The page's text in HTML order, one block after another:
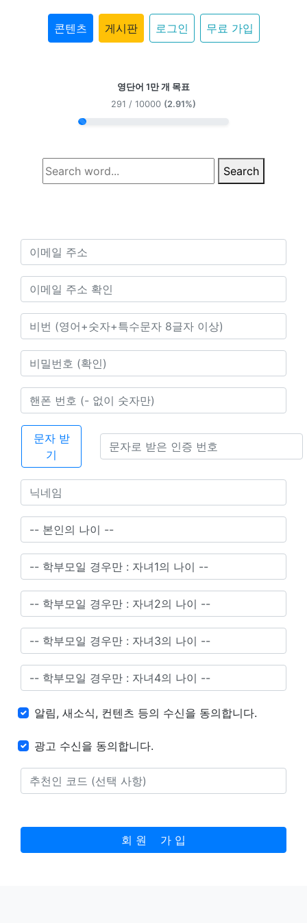
콘텐츠 게시판 로그인 무료 가입
영단어 1만 개 목표
291 / 10000 (2.91%)
Search
문자 받
기
알림, 새소식, 컨텐츠 등의 수신을 동의합니다.
광고 수신을 동의합니다.
회 원 가 입